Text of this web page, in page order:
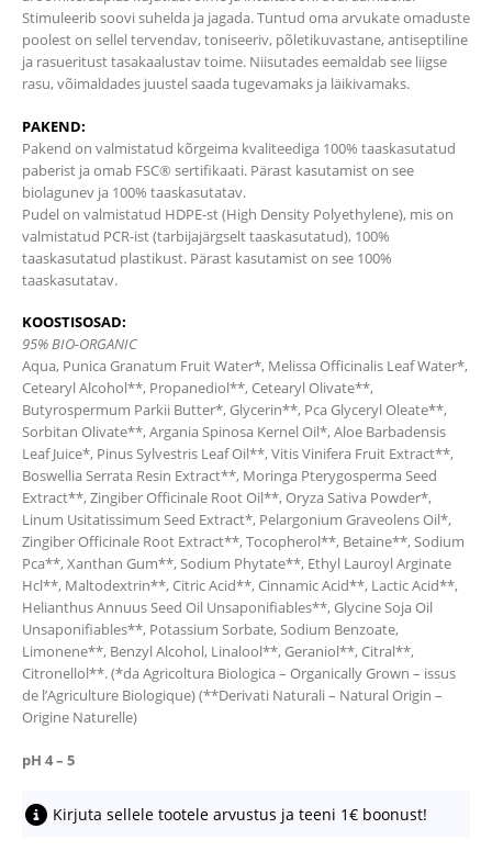
Stimuleerib soovi suhelda ja jagada. Tuntud oma arvukate omaduste
poolest on sellel tervendav, toniseeriv, põletikuvastane, antiseptiline
ja rasueritust tasakaalustav toime. Niisutades eemaldab see liigse
rasu, võimaldades juustel saada tugevamaks ja läikivamaks.
PAKEND:
Pakend on valmistatud kõrgeima kvaliteediga 100% taaskasutatud
paberist ja omab FSC® sertifikaati. Pärast kasutamist on see
biolagunev ja 100% taaskasutatav.
Pudel on valmistatud HDPE-st (High Density Polyethylene), mis on
valmistatud PCR-ist (tarbijajärgselt taaskasutatud), 100%
taaskasutatud plastikust. Pärast kasutamist on see 100%
taaskasutatav.
KOOSTISOSAD:
95% BIO-ORGANIC
Aqua, Punica Granatum Fruit Water*, Melissa Officinalis Leaf Water*,
Cetearyl Alcohol**, Propanediol**, Cetearyl Olivate**,
Butyrospermum Parkii Butter*, Glycerin**, Pca Glyceryl Oleate**,
Sorbitan Olivate**, Argania Spinosa Kernel Oil*, Aloe Barbadensis
Leaf Juice*, Pinus Sylvestris Leaf Oil**, Vitis Vinifera Fruit Extract**,
Boswellia Serrata Resin Extract**, Moringa Pterygosperma Seed
Extract**, Zingiber Officinale Root Oil**, Oryza Sativa Powder*,
Linum Usitatissimum Seed Extract*, Pelargonium Graveolens Oil*,
Zingiber Officinale Root Extract**, Tocopherol**, Betaine**, Sodium
Pca**, Xanthan Gum**, Sodium Phytate**, Ethyl Lauroyl Arginate
Hcl**, Maltodextrin**, Citric Acid**, Cinnamic Acid**, Lactic Acid**,
Helianthus Annuus Seed Oil Unsaponifiables**, Glycine Soja Oil
Unsaponifiables**, Potassium Sorbate, Sodium Benzoate,
Limonene**, Benzyl Alcohol, Linalool**, Geraniol**, Citral**,
Citronellol**. (*da Agricoltura Biologica – Organically Grown – issus
de l’Agriculture Biologique) (**Derivati Naturali – Natural Origin –
Origine Naturelle)
pH 4 – 5
Kirjuta sellele tootele arvustus ja teeni 1€ boonust!